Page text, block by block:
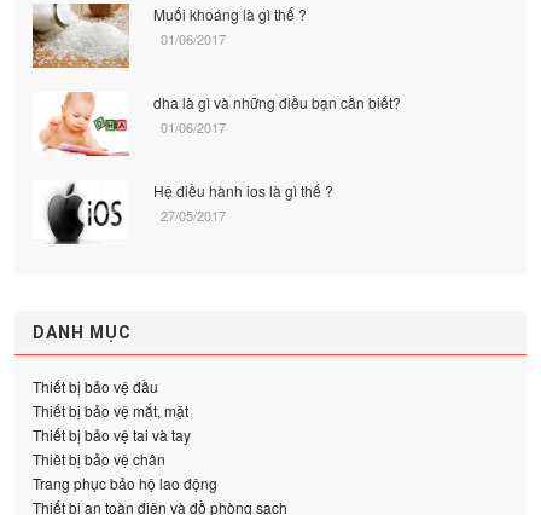
Muối khoáng là gì thế ?
01/06/2017
dha là gì và những điều bạn cần biết?
01/06/2017
Hệ điều hành ios là gì thế ?
27/05/2017
DANH MỤC
Thiết bị bảo vệ đầu
Thiết bị bảo vệ mắt, mặt
Thiết bị bảo vệ tai và tay
Thiêt bị bảo vệ chân
Trang phục bảo hộ lao động
Thiết bị an toàn điện và đồ phòng sạch